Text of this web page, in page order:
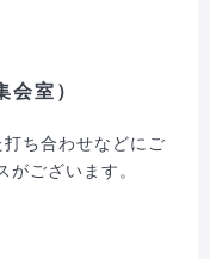
室）
ち合わせなどにご
ございます。